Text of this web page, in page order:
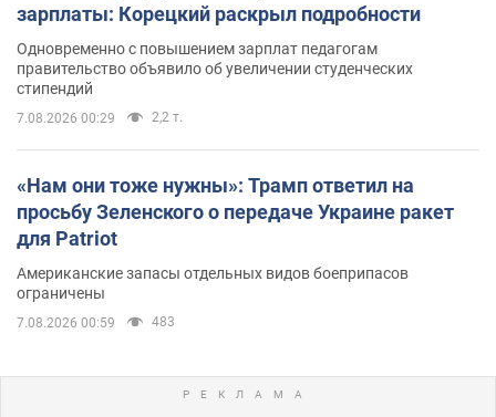
зарплаты: Корецкий раскрыл подробности
Одновременно с повышением зарплат педагогам
правительство объявило об увеличении студенческих
стипендий
7.08.2026 00:29 2,2 т.
«Нам они тоже нужны»: Трамп ответил на
просьбу Зеленского о передаче Украине ракет
для Patriot
Американские запасы отдельных видов боеприпасов
ограничены
7.08.2026 00:59 483